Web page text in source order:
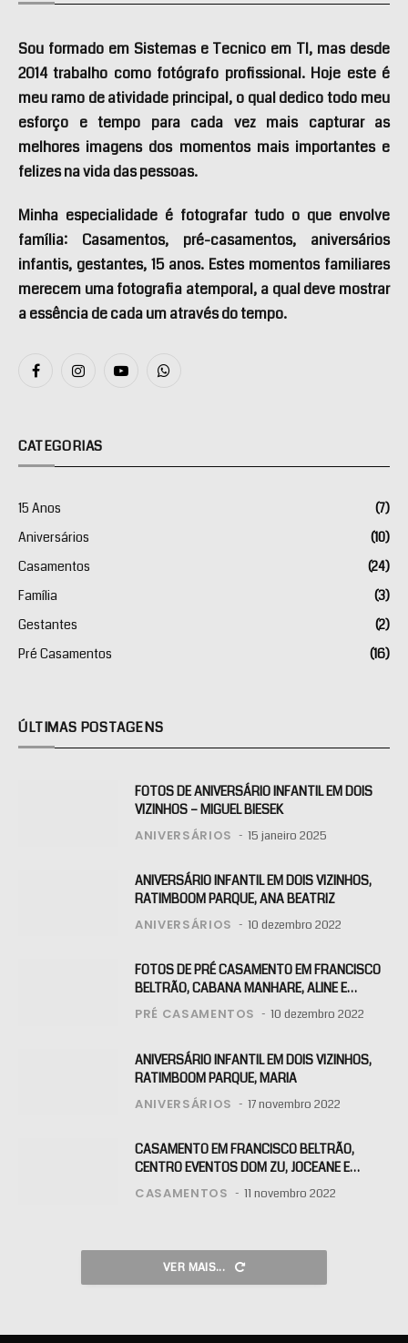
Sou formado em Sistemas e Tecnico em TI, mas desde
2014 trabalho como fotógrafo profissional. Hoje este é
meu ramo de atividade principal, o qual dedico todo meu
esforço e tempo para cada vez mais capturar as
melhores imagens dos momentos mais importantes e
felizes na vida das pessoas.
Minha especialidade é fotografar tudo o que envolve
família: Casamentos, pré-casamentos, aniversários
infantis, gestantes, 15 anos. Estes momentos familiares
merecem uma fotografia atemporal, a qual deve mostrar
a essência de cada um através do tempo.
FacebookInstagramYouTubeWhatsApp
CATEGORIAS
15 Anos
(7)
Aniversários
(10)
Casamentos
(24)
Família
(3)
Gestantes
(2)
Pré Casamentos
(16)
ÚLTIMAS POSTAGENS
FOTOS DE ANIVERSÁRIO INFANTIL EM DOIS
VIZINHOS – MIGUEL BIESEK
ANIVERSÁRIOS 15 janeiro 2025
ANIVERSÁRIO INFANTIL EM DOIS VIZINHOS,
RATIMBOOM PARQUE, ANA BEATRIZ
ANIVERSÁRIOS 10 dezembro 2022
FOTOS DE PRÉ CASAMENTO EM FRANCISCO
BELTRÃO, CABANA MANHARE, ALINE E
KLAITON
PRÉ CASAMENTOS 10 dezembro 2022
ANIVERSÁRIO INFANTIL EM DOIS VIZINHOS,
RATIMBOOM PARQUE, MARIA
ANIVERSÁRIOS 17 novembro 2022
CASAMENTO EM FRANCISCO BELTRÃO,
CENTRO EVENTOS DOM ZU, JOCEANE E
RAFAEL
CASAMENTOS 11 novembro 2022
VER MAIS...